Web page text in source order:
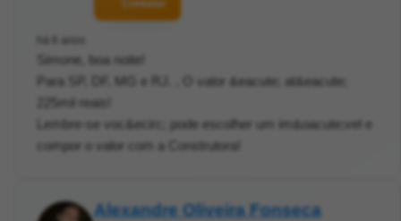
Contatar
Simone, boa noite!
Para SP, DF, MG e RJ. , O valor &eacute; at&eacute;
225mil reais!
Lembre-se voc&ecirc; pode escolher um im&oacute;vel e
compor o valor com a Construtora!
Alexandre Oliveira Fonseca